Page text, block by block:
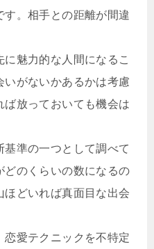
す。相手との距離が間違
魅力的な人間になるこ
いがないかあるかは考慮
放っておいても機会は
準の一つとして調べて
どのくらいの数になるの
どいれば真面目な出会
愛テクニックを不特定